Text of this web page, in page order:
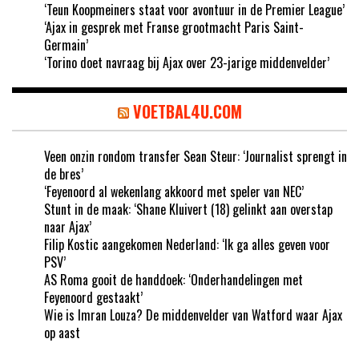
‘Teun Koopmeiners staat voor avontuur in de Premier League’
‘Ajax in gesprek met Franse grootmacht Paris Saint-
Germain’
‘Torino doet navraag bij Ajax over 23-jarige middenvelder’
VOETBAL4U.COM
Veen onzin rondom transfer Sean Steur: ‘Journalist sprengt in
de bres’
‘Feyenoord al wekenlang akkoord met speler van NEC’
Stunt in de maak: ‘Shane Kluivert (18) gelinkt aan overstap
naar Ajax’
Filip Kostic aangekomen Nederland: ‘Ik ga alles geven voor
PSV’
AS Roma gooit de handdoek: ‘Onderhandelingen met
Feyenoord gestaakt’
Wie is Imran Louza? De middenvelder van Watford waar Ajax
op aast